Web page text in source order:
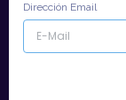
Dirección Email